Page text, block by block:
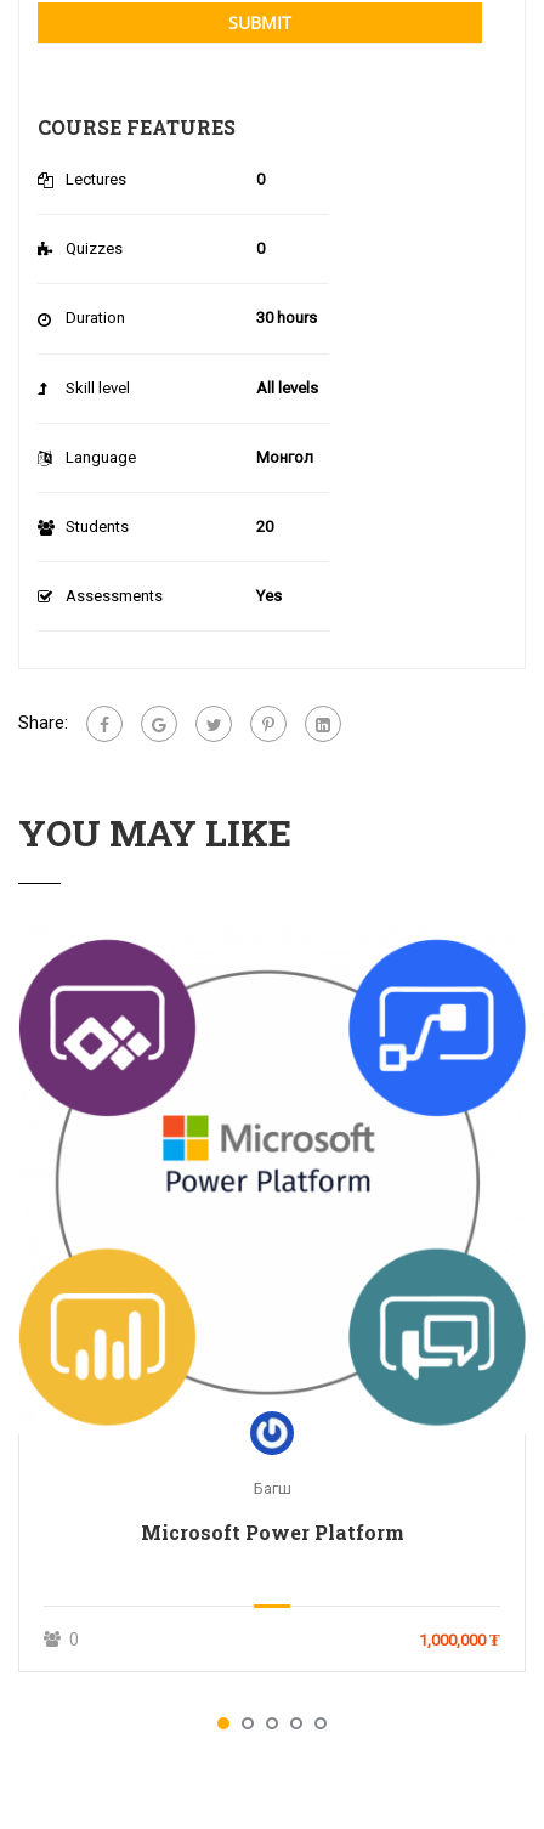
SUBMIT
COURSE FEATURES
Lectures 0
Quizzes 0
Duration 30 hours
Skill level All levels
Language Монгол
Students 20
Assessments Yes
Share:
YOU MAY LIKE
Багш
Microsoft Power Platform
0 1,000,000 ₮